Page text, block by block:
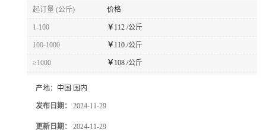
起订量 (公斤) 价格
1-100 ￥ 112 /公斤
100-1000 ￥ 110 /公斤
≥1000 ￥ 108 /公斤
产地： 中国 国内
发布日期： 2024-11-29
更新日期： 2024-11-29